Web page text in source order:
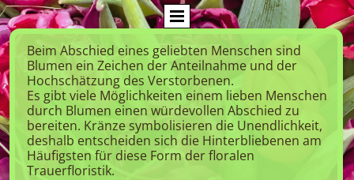
Beim Abschied eines geliebten Menschen sind
Blumen ein Zeichen der Anteilnahme und der
Hochschätzung des Verstorbenen.
Es gibt viele Möglichkeiten einem lieben Menschen
durch Blumen einen würdevollen Abschied zu
bereiten. Kränze symbolisieren die Unendlichkeit,
deshalb entscheiden sich die Hinterbliebenen am
Häufigsten für diese Form der floralen
Trauerfloristik.